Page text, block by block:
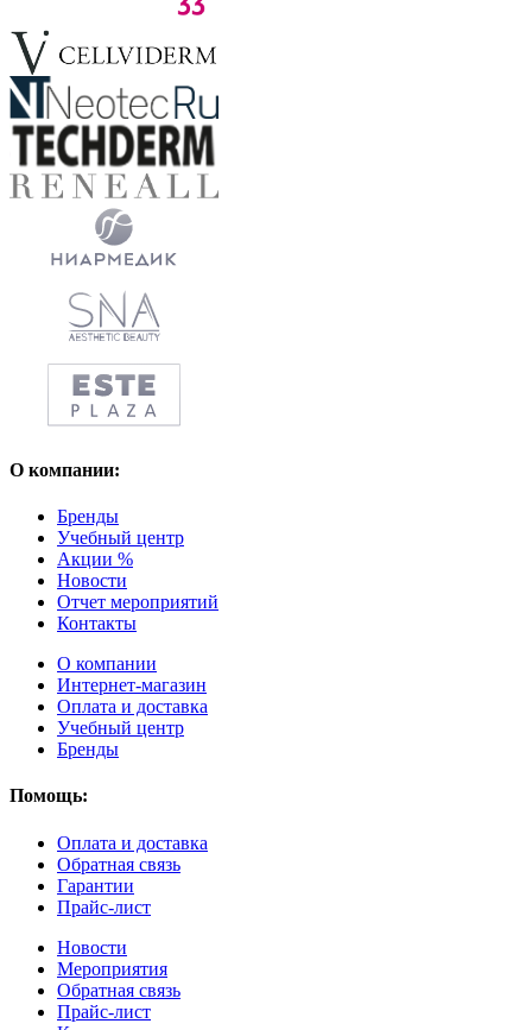
О компании:
Бренды
Учебный центр
Акции %
Новости
Отчет мероприятий
Контакты
О компании
Интернет-магазин
Оплата и доставка
Учебный центр
Бренды
Помощь:
Оплата и доставка
Обратная связь
Гарантии
Прайс-лист
Новости
Мероприятия
Обратная связь
Прайс-лист